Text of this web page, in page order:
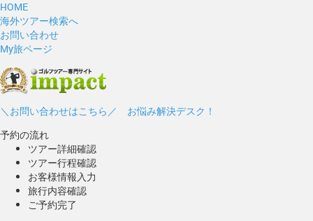
HOME
海外ツアー検索へ
お問い合わせ
My旅ページ
＼お問い合わせはこちら／ お悩み解決デスク！
予約の流れ
ツアー詳細確認
ツアー行程確認
お客様情報入力
旅行内容確認
ご予約完了